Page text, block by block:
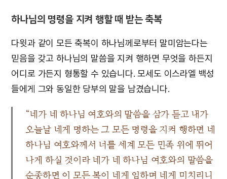
하나님의 명령을 지켜 행할 때 받는 축복
다윗과 같이 모든 축복이 하나님께로부터 말미암는다는
믿음을 갖고 하나님의 말씀을 지켜 행하면 무엇을 하든지
어디로 가든지 형통할 수 있습니다. 모세도 이스라엘 백성
들에게 그와 동일한 당부의 말을 남겼습니다.
“네가 네 하나님 여호와의 말씀을 삼가 듣고 내가
오늘날 네게 명하는 그 모든 명령을 지켜 행하면 네
하나님 여호와께서 너를 세계 모든 민족 위에 뛰어
나게 하실 것이라 네가 네 하나님 여호와의 말씀을
순종하면 이 모든 복이 네게 임하며 네게 미치리니